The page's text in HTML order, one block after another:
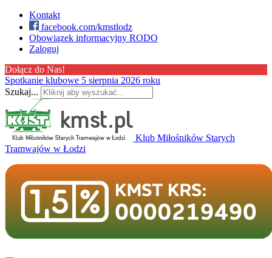
Kontakt
facebook.com/kmstlodz
Obowiązek informacyjny RODO
Zaloguj
Dołącz do Nas!
Spotkanie klubowe 5 sierpnia 2026 roku
Szukaj...
Klub Miłośników Starych
Tramwajów w Łodzi